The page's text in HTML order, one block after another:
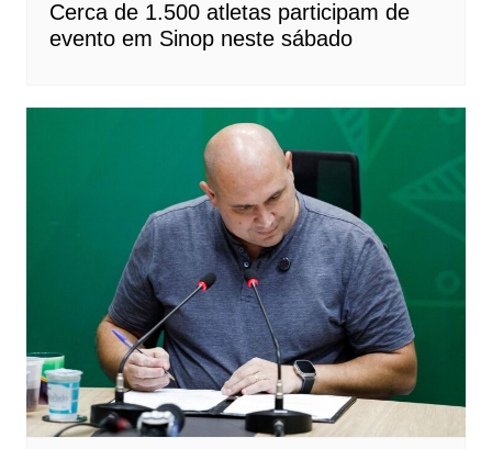
Cerca de 1.500 atletas participam de
evento em Sinop neste sábado